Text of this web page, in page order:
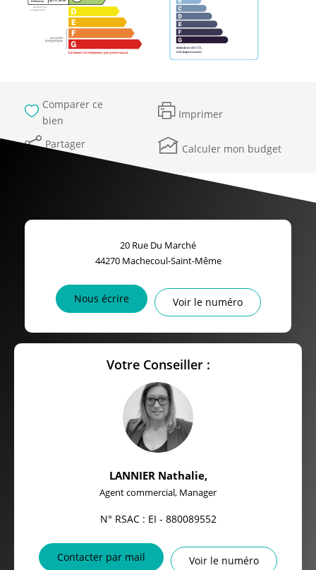
Comparer ce
bien
Imprimer
Partager Calculer mon budget
20 Rue Du Marché
44270 Machecoul-Saint-Même
Nous écrire Voir le numéro
Votre Conseiller :
LANNIER Nathalie,
Agent commercial, Manager
N° RSAC : EI - 880089552
Contacter par mail Voir le numéro